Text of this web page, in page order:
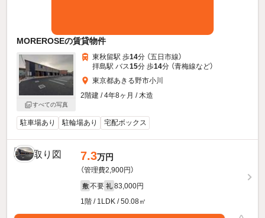
MOREROSEの賃貸物件
すべての写真
東秋留駅 歩14分 （五日市線）
拝島駅 バス15分 歩14分 （青梅線など）
東京都あきる野市小川
2階建 / 4年8ヶ月 / 木造
駐車場あり 駐輪場あり 宅配ボックス
7.3万円
（管理費2,900円）
敷 不要 礼 83,000円
1階 / 1LDK / 50.08㎡